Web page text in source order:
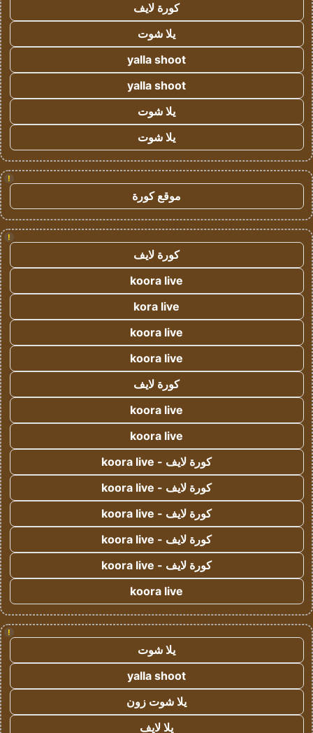
كورة لايف
يلا شوت
yalla shoot
yalla shoot
يلا شوت
يلا شوت
!
موقع كورة
!
كورة لايف
koora live
kora live
koora live
koora live
كورة لايف
koora live
koora live
كورة لايف - koora live
كورة لايف - koora live
كورة لايف - koora live
كورة لايف - koora live
كورة لايف - koora live
koora live
!
يلا شوت
yalla shoot
يلا شوت زون
يلا لايف